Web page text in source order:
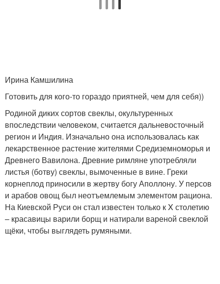
Ирина Камшилина
Готовить для кого-то гораздо приятней, чем для себя))
Родиной диких сортов свеклы, окультуренных
впоследствии человеком, считается дальневосточный
регион и Индия. Изначально она использовалась как
лекарственное растение жителями Средиземноморья и
Древнего Вавилона. Древние римляне употребляли
листья (ботву) свеклы, вымоченные в вине. Греки
корнеплод приносили в жертву богу Аполлону. У персов
и арабов овощ был неотъемлемым элементом рациона.
На Киевской Руси он стал известен только к X столетию
– красавицы варили борщ и натирали вареной свеклой
щёки, чтобы выглядеть румяными.